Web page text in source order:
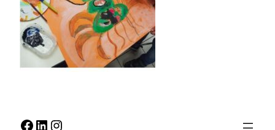
Facebook
LinkedIn
Instagram